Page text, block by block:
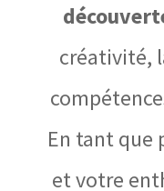
créativité,
En tant que
et votre